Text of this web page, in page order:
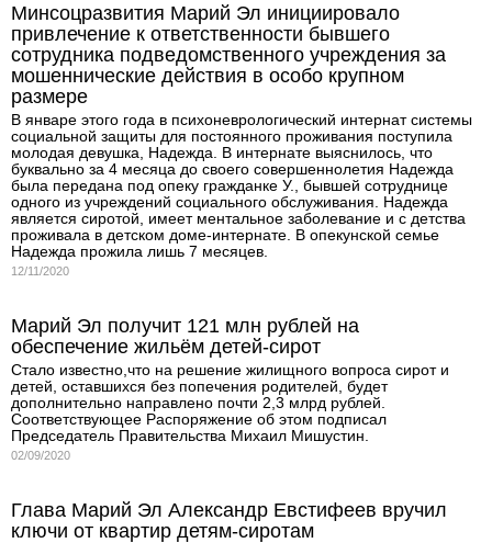
Минсоцразвития Марий Эл инициировало
привлечение к ответственности бывшего
сотрудника подведомственного учреждения за
мошеннические действия в особо крупном
размере
В январе этого года в психоневрологический интернат системы
социальной защиты для постоянного проживания поступила
молодая девушка, Надежда. В интернате выяснилось, что
буквально за 4 месяца до своего совершеннолетия Надежда
была передана под опеку гражданке У., бывшей сотруднице
одного из учреждений социального обслуживания. Надежда
является сиротой, имеет ментальное заболевание и с детства
проживала в детском доме-интернате. В опекунской семье
Надежда прожила лишь 7 месяцев.
12/11/2020
Марий Эл получит 121 млн рублей на
обеспечение жильём детей-сирот
Стало известно,что на решение жилищного вопроса сирот и
детей, оставшихся без попечения родителей, будет
дополнительно направлено почти 2,3 млрд рублей.
Соответствующее Распоряжение об этом подписал
Председатель Правительства Михаил Мишустин.
02/09/2020
Глава Марий Эл Александр Евстифеев вручил
ключи от квартир детям-сиротам